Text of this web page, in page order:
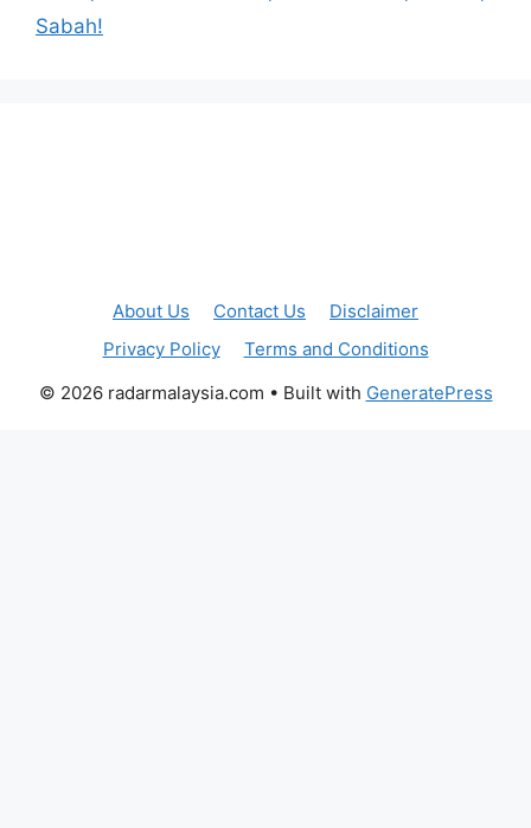
Sabah!
About Us Contact Us
Disclaimer
Privacy Policy
Terms and Conditions
© 2026 radarmalaysia.com • Built with GeneratePress